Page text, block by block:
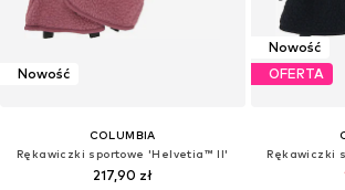
Nowość
COLUMBIA
Rękawiczki sportowe 'Helvetia™ II'
217,90 zł
Nowość
OFERTA
Rękawiczki